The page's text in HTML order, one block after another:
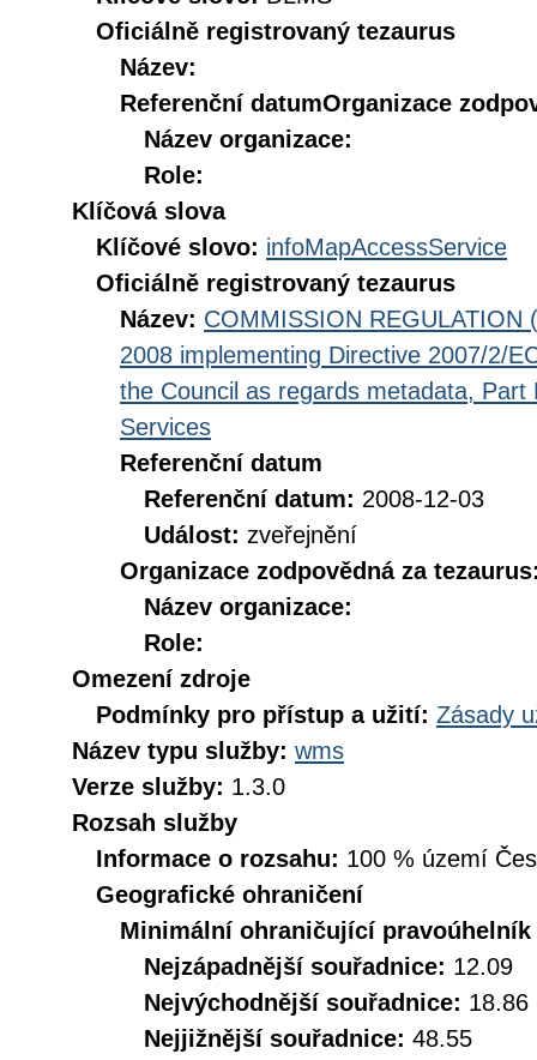
Oficiálně registrovaný tezaurus
Název:
Referenční datumOrganizace
Název organizace:
Role:
Klíčová slova
Klíčové slovo: infoMapAccessService
Oficiálně registrovaný tezaurus
Název: COMMISSION REGULATION
2008 implementing Directive 2007/2/
the Council as regards metadata,
Services
Referenční datum
Referenční datum: 2008-12-03
Událost: zveřejnění
Organizace zodpovědná za
Název organizace:
Role:
Omezení zdroje
Podmínky pro přístup a užití: Zásady
Název typu služby: wms
Verze služby: 1.3.0
Rozsah služby
Informace o rozsahu: 100 % území
Geografické ohraničení
Minimální ohraničující pravoúhelník
Nejzápadnější souřadnice: 12.09
Nejvýchodnější souřadnice: 18.86
Nejjižnější souřadnice: 48.55